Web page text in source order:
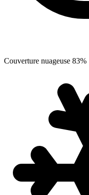
Couverture nuageuse 83%